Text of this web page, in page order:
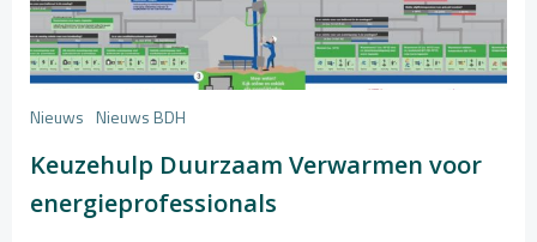
Nieuws Nieuws BDH
Keuzehulp Duurzaam Verwarmen voor
energieprofessionals